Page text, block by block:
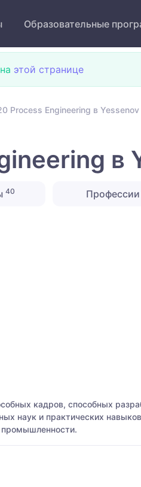
Образовательные
этой странице
Process Engineering в
в
40 Профессии
кадров, способных
наук и практических
промышленности.